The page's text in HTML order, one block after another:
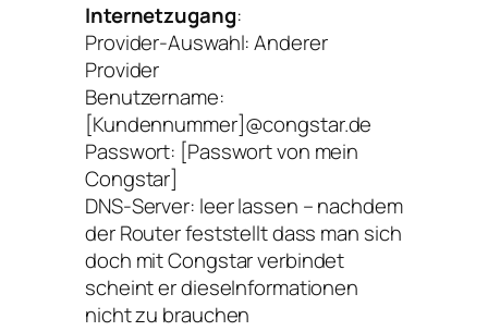
Internetzugang:
Provider-Auswahl: Anderer
Provider
Benutzername:
[Kundennummer]@congstar.de
Passwort: [Passwort von mein
Congstar]
DNS-Server: leer lassen – nachdem
der Router feststellt dass man sich
doch mit Congstar verbindet
scheint er dieseInformationen
nicht zu brauchen